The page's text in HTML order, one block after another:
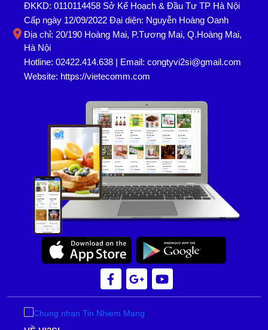
ĐKKD: 0110114458 Sở Kế Hoạch & Đầu Tư TP Hà Nội
Cấp ngày 12/09/2022 Đại diện: Nguyễn Hoàng Oanh
Địa chỉ: 20/190 Hoàng Mai, P.Tương Mai, Q.Hoàng Mai,
Hà Nội
Hotline: 02422.414.638 | Email: congtyvi2si@gmail.com
Website: https://vietecomm.com